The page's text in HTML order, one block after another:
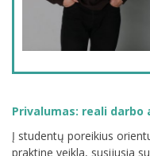
Privalumas: reali darbo
Į studentų poreikius
praktine veikla, susijusia